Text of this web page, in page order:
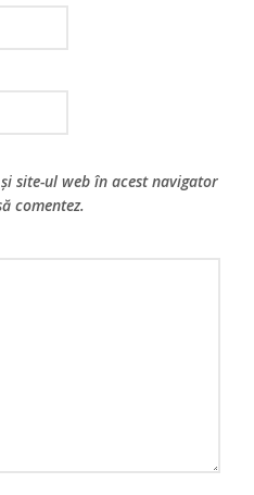
site-ul web în acest navigator
comentez.